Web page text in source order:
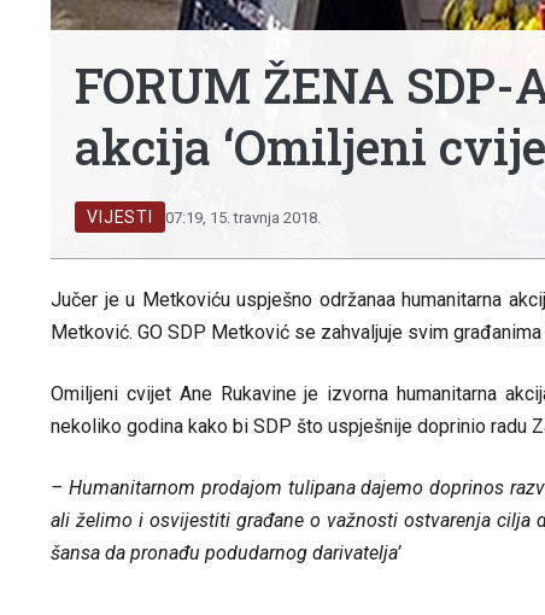
FORUM ŽENA
akcija ‘Omiljeni
VIJESTI 07:19, 15. travnja 2018.
Jučer je u Metkoviću uspješno održanaa humanitarna
Metković. GO SDP Metković se zahvaljuje svim
Omiljeni cvijet Ane Rukavine je izvorna humanitarna
nekoliko godina kako bi SDP što uspješnije doprinio radu
– Humanitarnom prodajom tulipana dajemo doprinos
ali želimo i osvijestiti građane o važnosti ostvarenja
šansa da pronađu podudarnog darivatelja’